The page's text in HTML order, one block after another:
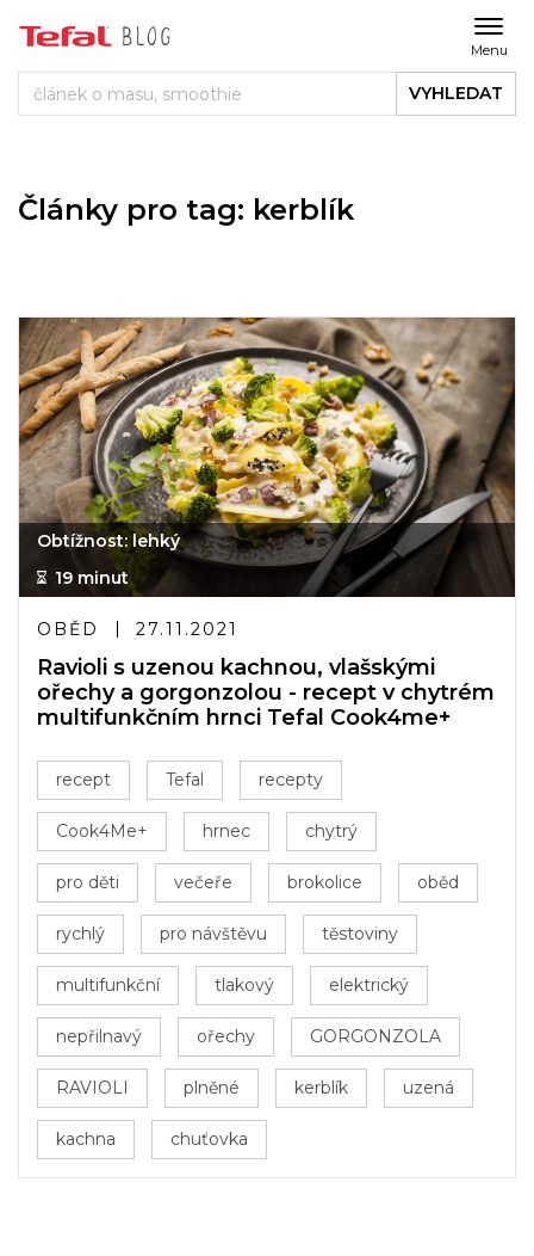
Menu
VYHLEDAT
Články pro tag: kerblík
Obtížnost: lehký
19 minut
OBĚD 27.11.2021
Ravioli s uzenou kachnou, vlašskými
ořechy a gorgonzolou - recept v chytrém
multifunkčním hrnci Tefal Cook4me+
recept Tefal recepty
Cook4Me+ hrnec chytrý
pro děti večeře brokolice oběd
rychlý pro návštěvu těstoviny
multifunkční tlakový elektrický
nepřilnavý ořechy GORGONZOLA
RAVIOLI plněné kerblík uzená
kachna chuťovka